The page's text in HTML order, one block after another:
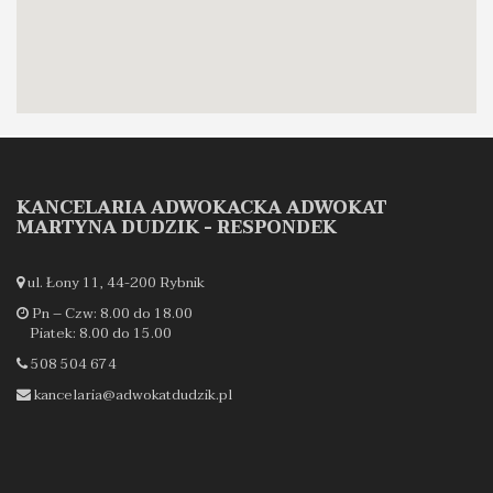
KANCELARIA ADWOKACKA ADWOKAT
MARTYNA DUDZIK - RESPONDEK
ul. Łony 11, 44-200 Rybnik
Pn – Czw: 8.00 do 18.00
Piatek: 8.00 do 15.00
508 504 674
kancelaria@adwokatdudzik.pl